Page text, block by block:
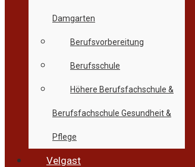
Damgarten
Berufsvorbereitung
Berufsschule
Höhere Berufsfachschule &
Berufsfachschule Gesundheit &
Pflege
Velgast